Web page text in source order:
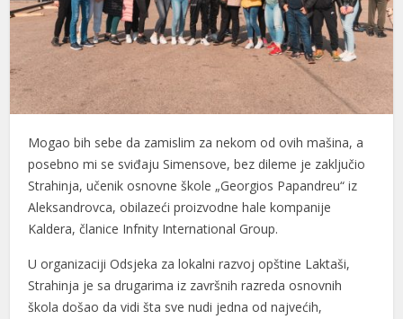
Mogao bih sebe da zamislim za nekom od ovih mašina, a
posebno mi se sviđaju Simensove, bez dileme je zaključio
Strahinja, učenik osnovne škole „Georgios Papandreu“ iz
Aleksandrovca, obilazeći proizvodne hale kompanije
Kaldera, članice Infnity International Group.
U organizaciji Odsjeka za lokalni razvoj opštine Laktaši,
Strahinja je sa drugarima iz završnih razreda osnovnih
škola došao da vidi šta sve nudi jedna od najvećih,